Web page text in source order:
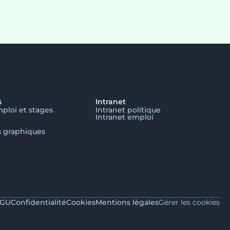
et stages
graphiques
Intranet
Intranet politique
Intranet emploi
ConfidentialitéCookiesMentions légalesGérer les cookies